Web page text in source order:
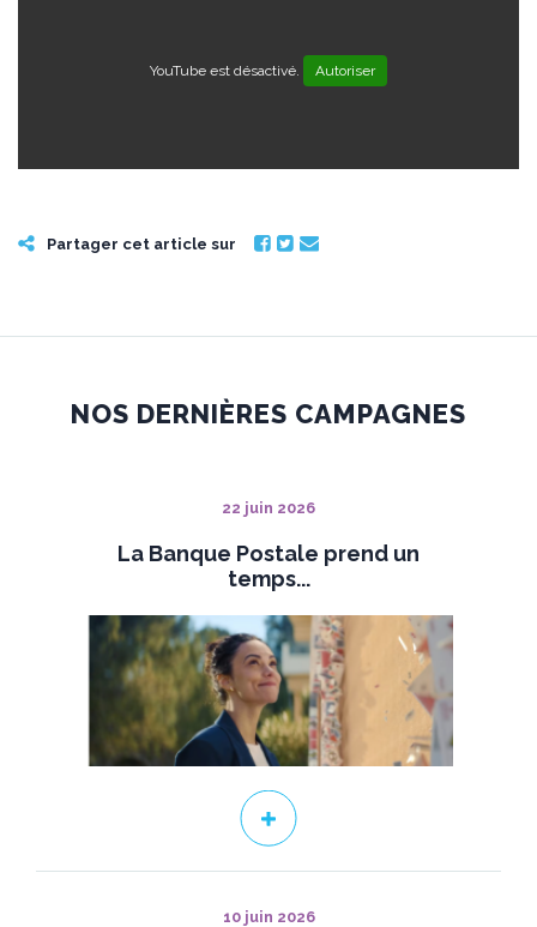
YouTube est désactivé. Autoriser
Partager cet article sur
NOS DERNIÈRES CAMPAGNES
22 juin 2026
La Banque Postale prend un
temps...
10 juin 2026